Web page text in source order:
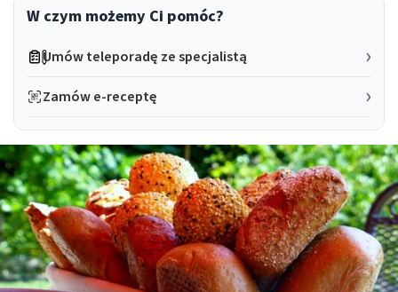
W czym możemy Ci pomóc?
Umów teleporadę ze specjalistą
Zamów e-receptę